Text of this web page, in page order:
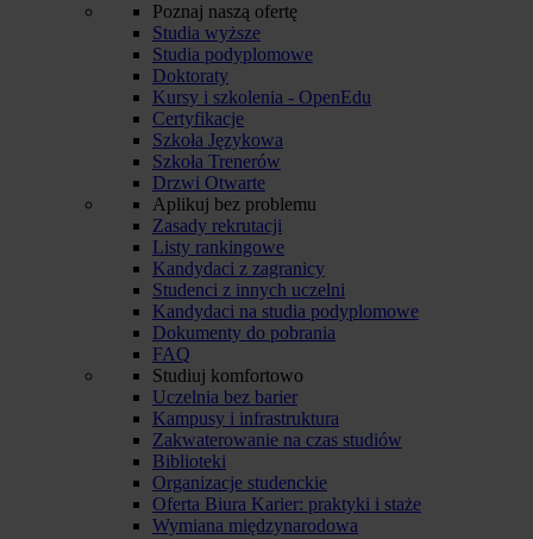
Poznaj naszą ofertę
Studia wyższe
Studia podyplomowe
Doktoraty
Kursy i szkolenia - OpenEdu
Certyfikacje
Szkoła Językowa
Szkoła Trenerów
Drzwi Otwarte
Aplikuj bez problemu
Zasady rekrutacji
Listy rankingowe
Kandydaci z zagranicy
Studenci z innych uczelni
Kandydaci na studia podyplomowe
Dokumenty do pobrania
FAQ
Studiuj komfortowo
Uczelnia bez barier
Kampusy i infrastruktura
Zakwaterowanie na czas studiów
Biblioteki
Organizacje studenckie
Oferta Biura Karier: praktyki i staże
Wymiana międzynarodowa